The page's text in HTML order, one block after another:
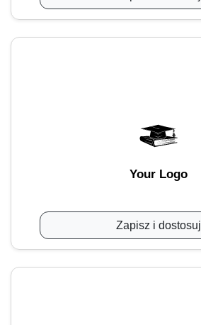
Your Logo
Zapisz i dostosuj